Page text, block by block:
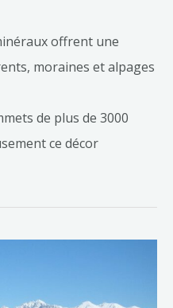
offrent une
moraines et alpages
de plus de 3000
ce décor